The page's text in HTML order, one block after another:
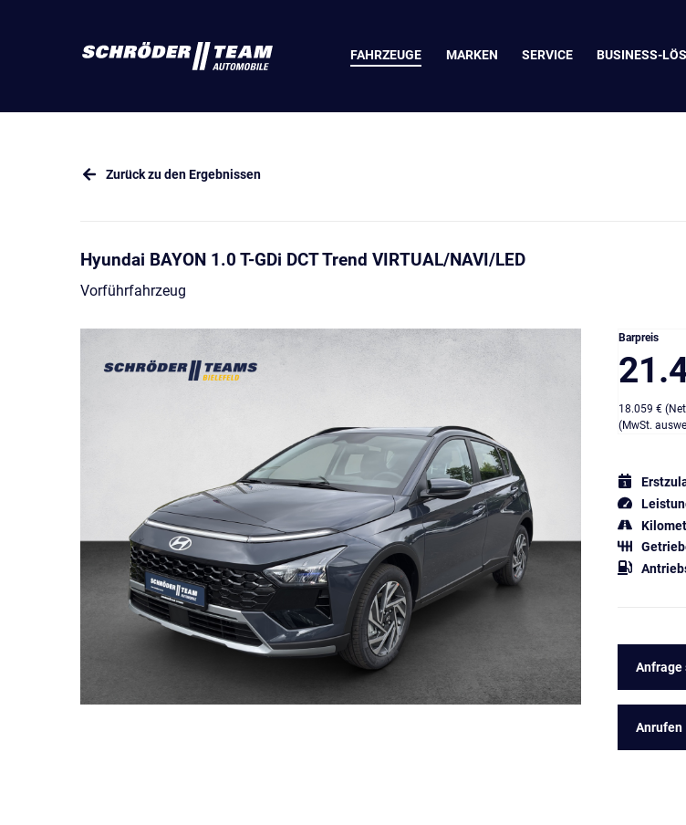
FAHRZEUGE MARKEN SERVICE BUSINESS-
Zurück zu den Ergebnissen
Hyundai BAYON 1.0 T-GDi DCT Trend VIRTUAL/NAVI/LED
Vorführfahrzeug
Barpreis
18.059 €
(MwSt.
Anfrage
Anrufen